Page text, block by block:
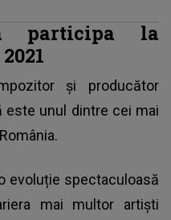
participa la
și producător
este unul dintre cei mai
evoluție spectaculoasă
mai multor artiști